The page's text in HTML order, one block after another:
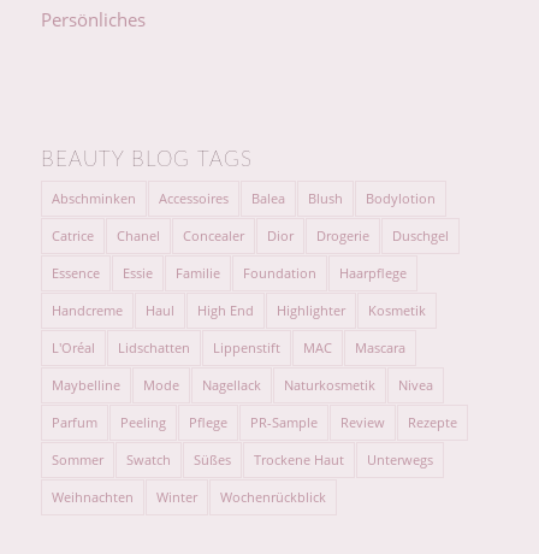
Persönliches
BEAUTY BLOG TAGS
Abschminken Accessoires Balea Blush Bodylotion
Catrice Chanel Concealer Dior Drogerie Duschgel
Essence Essie Familie Foundation Haarpflege
Handcreme Haul High End Highlighter Kosmetik
L'Oréal Lidschatten Lippenstift MAC Mascara
Maybelline Mode Nagellack Naturkosmetik Nivea
Parfum Peeling Pflege PR-Sample Review Rezepte
Sommer Swatch Süßes Trockene Haut Unterwegs
Weihnachten Winter Wochenrückblick